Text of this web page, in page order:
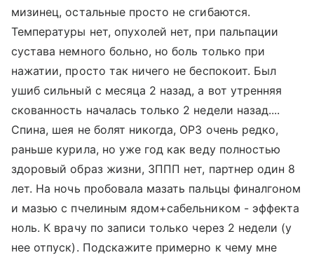
мизинец, остальные просто не сгибаются.
Температуры нет, опухолей нет, при пальпации
сустава немного больно, но боль только при
нажатии, просто так ничего не беспокоит. Был
ушиб сильный с месяца 2 назад, а вот утренняя
скованность началась только 2 недели назад....
Спина, шея не болят никогда, ОРЗ очень редко,
раньше курила, но уже год как веду полностью
здоровый образ жизни, ЗППП нет, партнер один 8
лет. На ночь пробовала мазать пальцы финалгоном
и мазью с пчелиным ядом+сабельником - эффекта
ноль. К врачу по записи только через 2 недели (у
нее отпуск). Подскажите примерно к чему мне